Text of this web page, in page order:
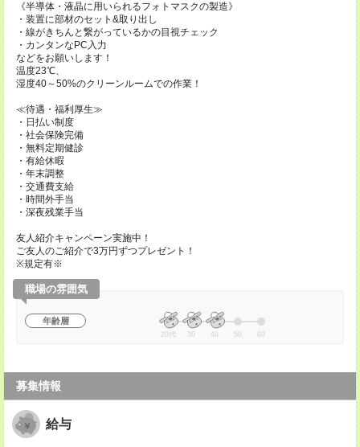
《半導体・液晶に用いられるフォトマスクの製造》
・装置に部材のセット&取り出し
・線がきちんと繋がっているかの目視チェック
・カンタンなPC入力
などをお願いします！
温度23℃、
湿度40～50%のクリーンルームでの作業！
≪待遇・福利厚生≫
・日払い制度
・社会保険完備
・無料定期健診
・有給休暇
・年末調整
・交通費支給
・時間外手当
・深夜残業手当
友人紹介キャンペーン実施中！
ご友人のご紹介で3万円ずつプレゼント！
※規定有※
職場の雰囲気
年齢層
20代 30 40 50 60
募集情報
給与